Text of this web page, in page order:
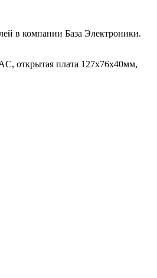
в компании База Электроники.
открытая плата 127х76х40мм,